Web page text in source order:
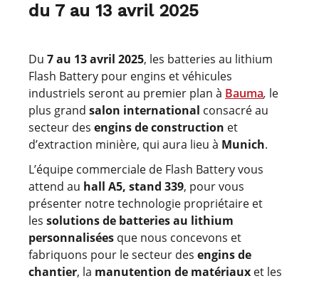
du 7 au 13 avril 2025
Du 7 au 13 avril 2025, les batteries au lithium
Flash Battery pour engins et véhicules
industriels seront au premier plan à Bauma, le
plus grand salon international consacré au
secteur des engins de construction et
d’extraction minière, qui aura lieu à Munich.
L’équipe commerciale de Flash Battery vous
attend au hall A5, stand 339, pour vous
présenter notre technologie propriétaire et
les solutions de batteries au lithium
personnalisées que nous concevons et
fabriquons pour le secteur des engins de
chantier, la manutention de matériaux et les